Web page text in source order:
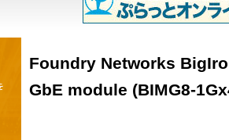
Foundry Networks
GbE module (BIMG8-